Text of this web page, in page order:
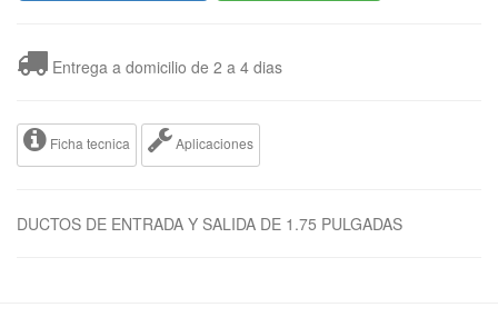
Entrega a domicilio de 2 a 4 dias
Ficha tecnica Aplicaciones
DUCTOS DE ENTRADA Y SALIDA DE 1.75 PULGADAS